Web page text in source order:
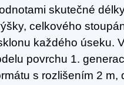
skutečné
celkového
každého úseku.
povrchu 1.
s rozlišením 2 m,